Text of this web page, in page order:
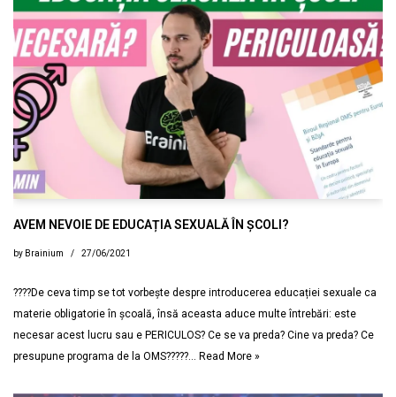
AVEM NEVOIE DE EDUCAȚIA SEXUALĂ ÎN ȘCOLI?
by Brainium 27/06/2021
????De ceva timp se tot vorbește despre introducerea educației sexuale ca
materie obligatorie în școală, însă aceasta aduce multe întrebări: este
necesar acest lucru sau e PERICULOS? Ce se va preda? Cine va preda? Ce
presupune programa de la OMS?????… Read More »